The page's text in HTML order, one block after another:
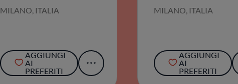
MILANO, ITALIA
AGGIUNGI
AI
PREFERITI
MILANO, ITALIA
AGGIUNGI
AI
PREFERITI